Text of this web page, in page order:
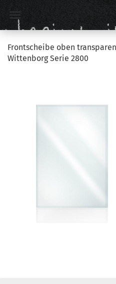
Frontscheibe oben
Wittenborg Serie 2800